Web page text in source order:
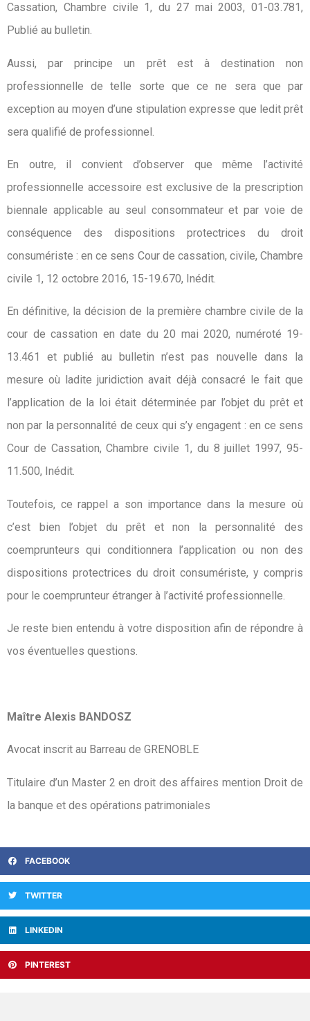
Cassation, Chambre civile 1, du 27 mai 2003, 01-03.781,
Publié au bulletin.
Aussi, par principe un prêt est à destination non
professionnelle de telle sorte que ce ne sera que par
exception au moyen d’une stipulation expresse que ledit prêt
sera qualifié de professionnel.
En outre, il convient d’observer que même l’activité
professionnelle accessoire est exclusive de la prescription
biennale applicable au seul consommateur et par voie de
conséquence des dispositions protectrices du droit
consumériste : en ce sens Cour de cassation, civile, Chambre
civile 1, 12 octobre 2016, 15-19.670, Inédit.
En définitive, la décision de la première chambre civile de la
cour de cassation en date du 20 mai 2020, numéroté 19-
13.461 et publié au bulletin n’est pas nouvelle dans la
mesure où ladite juridiction avait déjà consacré le fait que
l’application de la loi était déterminée par l’objet du prêt et
non par la personnalité de ceux qui s’y engagent : en ce sens
Cour de Cassation, Chambre civile 1, du 8 juillet 1997, 95-
11.500, Inédit.
Toutefois, ce rappel a son importance dans la mesure où
c’est bien l’objet du prêt et non la personnalité des
coemprunteurs qui conditionnera l’application ou non des
dispositions protectrices du droit consumériste, y compris
pour le coemprunteur étranger à l’activité professionnelle.
Je reste bien entendu à votre disposition afin de répondre à
vos éventuelles questions.
Maître Alexis BANDOSZ
Avocat inscrit au Barreau de GRENOBLE
Titulaire d’un Master 2 en droit des affaires mention Droit de
la banque et des opérations patrimoniales
FACEBOOK
TWITTER
LINKEDIN
PINTEREST